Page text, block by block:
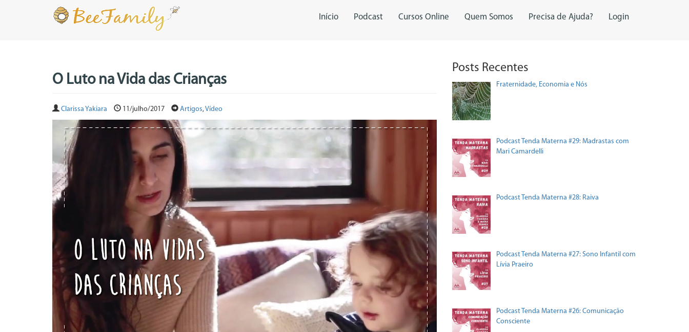
Início Podcast Cursos Online Quem Somos Precisa de Ajuda? Login
O Luto na Vida das Crianças
Clarissa Yakiara 11/julho/2017 Artigos,Vídeo
Posts Recentes
Fraternidade, Economia e Nós
Podcast Tenda Materna #29: Madrastas com
Mari Camardelli
Podcast Tenda Materna #28: Raiva
Podcast Tenda Materna #27: Sono Infantil com
Lívia Praeiro
Podcast Tenda Materna #26: Comunicação
Consciente